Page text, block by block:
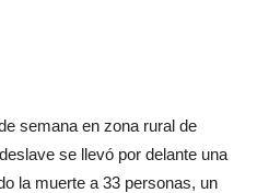
semana en zona rural de
se llevó por delante una
la muerte a 33 personas, un